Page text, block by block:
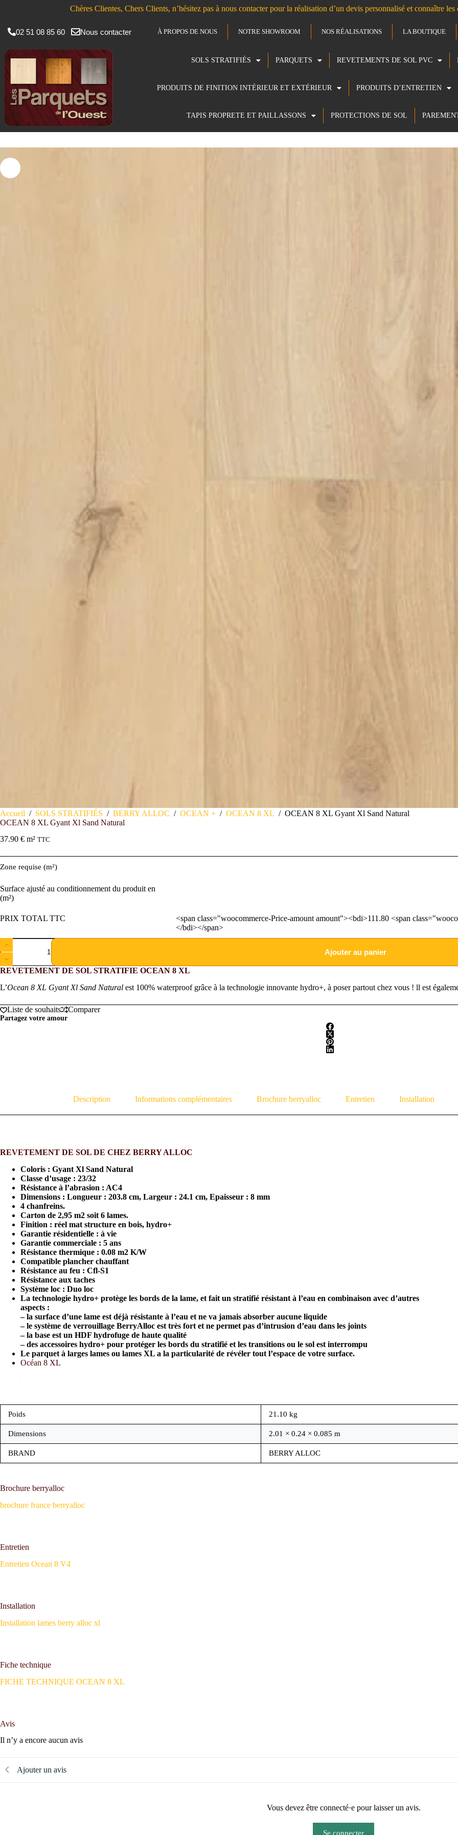
Chères Clientes, Chers Clients, n’hésitez pas à nous contacter pour la réalisation d’un devis personnalisé et connaître
02 51 08 85 60 Nous contacter À PROPOS DE NOUS NOTRE SHOWROOM NOS RÉALISATIONS LA BOUTIQUE
SOLS STRATIFIÉS PARQUETS REVETEMENTS DE SOL PVC
PRODUITS DE FINITION INTÉRIEUR ET EXTÉRIEUR PRODUITS D’ENTRETIEN
TAPIS PROPRETE ET PAILLASSONS PROTECTIONS DE SOL
Accueil / SOLS STRATIFIÉS / BERRY ALLOC / OCEAN + / OCEAN 8 XL / OCEAN 8 XL Gyant Xl Sand Natural
OCEAN 8 XL Gyant Xl Sand Natural
37.90 € m² TTC
Zone requise (m²)
Surface ajusté au conditionnement du produit en
(m²)
PRIX TOTAL TTC
<span class="woocommerce-Price-amount amount"><bdi>111.80 <span
</bdi></span>
Ajouter au panier
REVETEMENT DE SOL STRATIFIE OCEAN 8 XL
L’Ocean 8 XL Gyant Xl Sand Natural est 100% waterproof grâce à la technologie innovante hydro+, à poser partout chez vous ! ll est
Liste de souhaits Comparer
Partagez votre amour
Description Informations complémentaires Brochure berryalloc Entretien Installation
REVETEMENT DE SOL DE CHEZ BERRY ALLOC
Coloris : Gyant Xl Sand Natural
Classe d’usage : 23/32
Résistance à l’abrasion : AC4
Dimensions : Longueur : 203.8 cm, Largeur : 24.1 cm, Epaisseur : 8 mm
4 chanfreins.
Carton de 2,95 m2 soit 6 lames.
Finition : réel mat structure en bois, hydro+
Garantie résidentielle : à vie
Garantie commerciale : 5 ans
Résistance thermique : 0.08 m2 K/W
Compatible plancher chauffant
Résistance au feu : Cfl-S1
Résistance aux taches
Système loc : Duo loc
La technologie hydro+ protège les bords de la lame, et fait un stratifié résistant à l’eau en combinaison avec d’autres
aspects :
– la surface d’une lame est déjà résistante à l’eau et ne va jamais absorber aucune liquide
– le système de verrouillage BerryAlloc est très fort et ne permet pas d’intrusion d’eau dans les joints
– la base est un HDF hydrofuge de haute qualité
– des accessoires hydro+ pour protéger les bords du stratifié et les transitions ou le sol est interrompu
Le parquet à larges lames ou lames XL a la particularité de révéler tout l’espace de votre surface.
Océan 8 XL
Poids 21.10 kg
Dimensions 2.01 × 0.24 × 0.085 m
BRAND BERRY ALLOC
Brochure berryalloc
brochure france berryalloc
Entretien
Entretien Ocean 8 V4
Installation
Installation lames berry alloc xl
Fiche technique
FICHE TECHNIQUE OCEAN 8 XL
Avis
Il n’y a encore aucun avis
Ajouter un avis
Vous devez être connecté·e pour laisser un avis.
Se connecter